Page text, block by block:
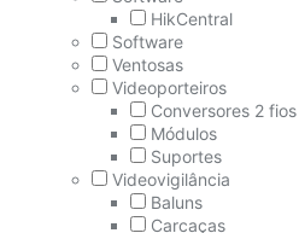
HikCentral
Software
Ventosas
Videoporteiros
Conversores 2 fios
Módulos
Suportes
Videovigilância
Baluns
Carcaças